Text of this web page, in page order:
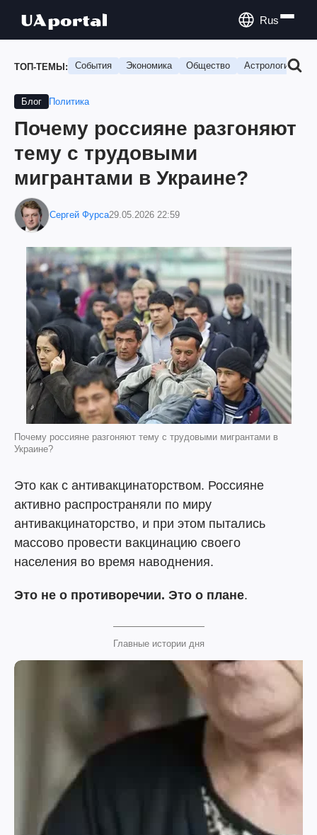
Rus
ТОП-ТЕМЫ: События Экономика Общество Астрология
Блог Политика
Почему россияне разгоняют
тему с трудовыми
мигрантами в Украине?
Сергей Фурса29.05.2026 22:59
Почему россияне разгоняют тему с трудовыми мигрантами в
Украине?
Это как с антивакцинаторством. Россияне
активно распространяли по миру
антивакцинаторство, и при этом пытались
массово провести вакцинацию своего
населения во время наводнения.
Это не о противоречии. Это о плане.
Главные истории дня